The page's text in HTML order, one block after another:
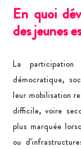
En quoi
des jeunes
La
démocratique,
leur mobilisation
difficile, voire
plus marquée
ou